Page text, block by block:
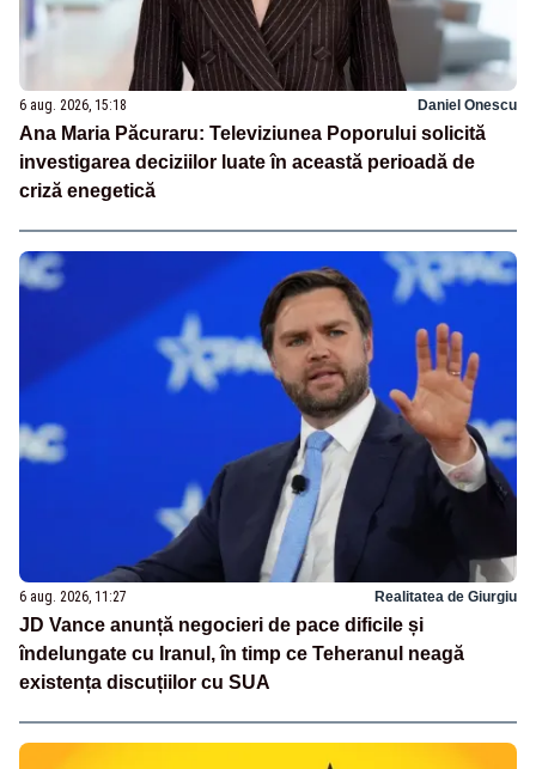
6 aug. 2026, 15:18 Daniel Onescu
Ana Maria Păcuraru: Televiziunea Poporului solicită
investigarea deciziilor luate în această perioadă de
criză enegetică
6 aug. 2026, 11:27 Realitatea de Giurgiu
JD Vance anunță negocieri de pace dificile și
îndelungate cu Iranul, în timp ce Teheranul neagă
existența discuțiilor cu SUA